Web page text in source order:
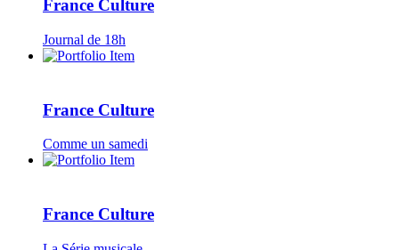
France Culture
Journal de 18h
France Culture
Comme un samedi
France Culture